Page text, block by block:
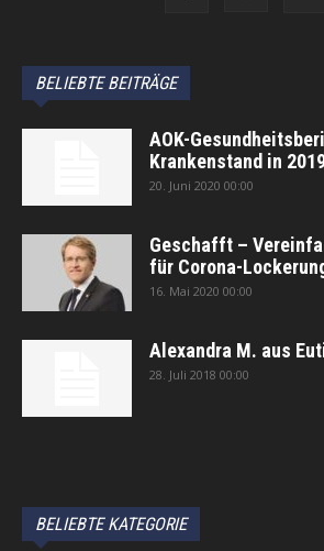
BELIEBTE BEITRÄGE
AOK-
Krankenstand in
20. Juni 2020 00:00
Geschafft –
für Corona-
16. Mai 2020 00:00
Alexandra M. aus
28. Juli 2018 00:00
BELIEBTE KATEGORIE